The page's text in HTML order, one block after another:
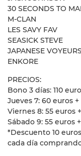
30 SECONDS TO
M-CLAN
LES SAVY FAV
SEASICK STEVE
JAPANESE VOYEURS
ENKORE
PRECIOS:
Bono 3 días: 110
Jueves 7: 60 euros
Viernes 8: 55 euros
Sábado 9: 55 euros
*Descuento 10
cada día